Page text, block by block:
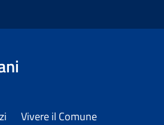
Vivere il Comune